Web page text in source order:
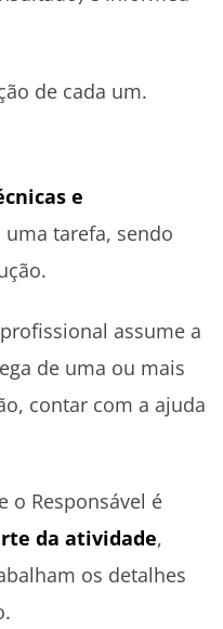
de cada um.
e
uma tarefa, sendo
assume a
de uma ou mais
contar com a ajuda
o Responsável é
da atividade,
os detalhes